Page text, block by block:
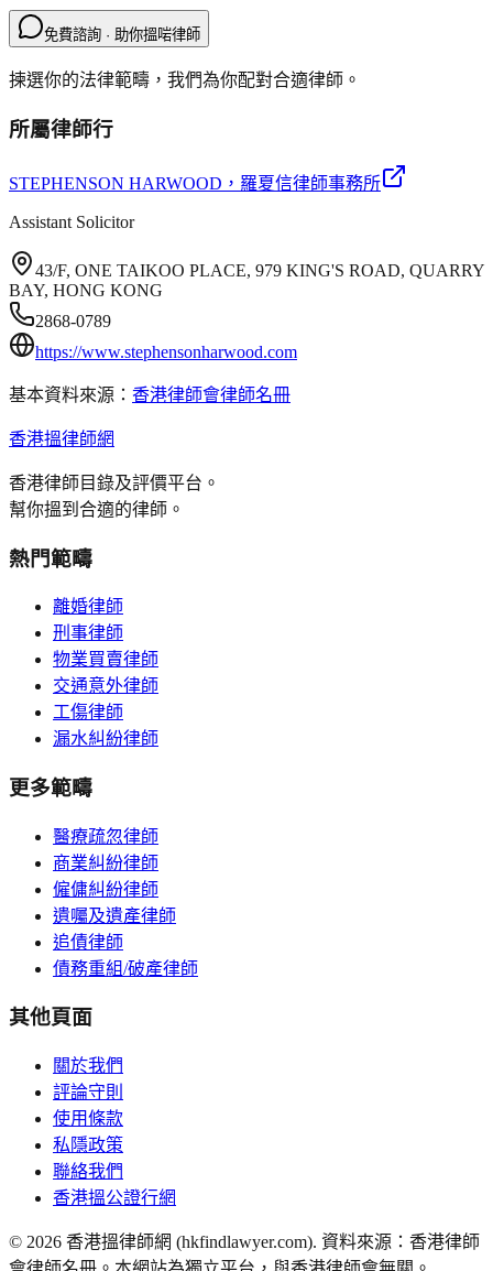
免費諮詢 · 助你搵啱律師
揀選你的法律範疇，我們為你配對合適律師。
所屬律師行
STEPHENSON HARWOOD ，羅夏信律師事務所
Assistant Solicitor
43/F, ONE TAIKOO PLACE, 979 KING'S ROAD, QUARRY
BAY, HONG KONG
2868-0789
https://www.stephensonharwood.com
基本資料來源： 香港律師會律師名冊
香港搵律師網
香港律師目錄及評價平台。
幫你搵到合適的律師。
熱門範疇
離婚律師
刑事律師
物業買賣律師
交通意外律師
工傷律師
漏水糾紛律師
更多範疇
醫療疏忽律師
商業糾紛律師
僱傭糾紛律師
遺囑及遺產律師
追債律師
債務重組/破產律師
其他頁面
關於我們
評論守則
使用條款
私隱政策
聯絡我們
香港搵公證行網
© 2026 香港搵律師網 (hkfindlawyer.com). 資料來源：香港律師